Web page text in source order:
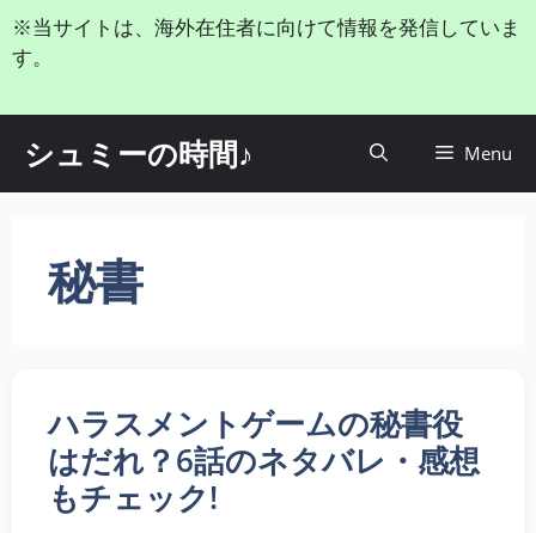
コ
ン
テ
ス
※当サイトは、海外在住者に向けて情報を発信していま
す。
シュミーの時間♪ Menu
秘書
ハラスメントゲームの秘書役
はだれ？6話のネタバレ・感想
もチェック!